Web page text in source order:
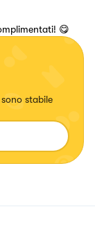
😋
stabile